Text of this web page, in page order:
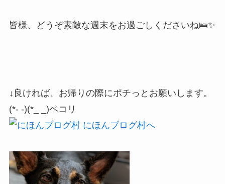
皆様、どうぞ素敵な週末をお過ごしくださいね🛌✨
↓良ければ、お帰りの際にポチっとお願いします。
(*- -)(*_ _)ペコリ